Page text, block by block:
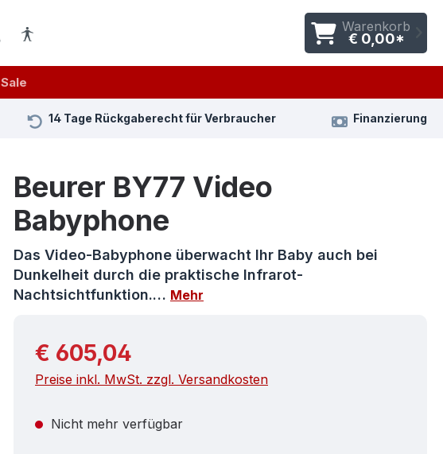
Warenkorb
€ 0,00*
Sale
14 Tage Rückgaberecht für Verbraucher Finanzierung
Beurer BY77 Video
Babyphone
Das Video-Babyphone überwacht Ihr Baby auch bei
Dunkelheit durch die praktische Infrarot-
Nachtsichtfunktion.… Mehr
Regulärer Preis:
€ 605,04
Preise inkl. MwSt. zzgl. Versandkosten
Nicht mehr verfügbar